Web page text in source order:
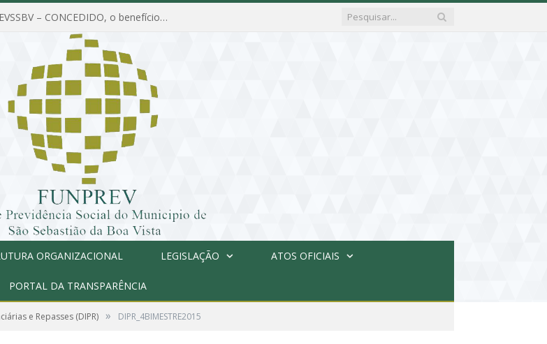
PORTARIA Nº 025/2026-GP/IPREVSSBV – CONCEDIDO, o benefício de PENSÃO a MARIA ESTELA DOS SANTOS SOUZA
ORGANIZACIONAL LEGISLAÇÃO ATOS OFICIAIS
PORTAL DA TRANSPARÊNCIA
e Repasses (DIPR) » DIPR_4BIMESTRE2015